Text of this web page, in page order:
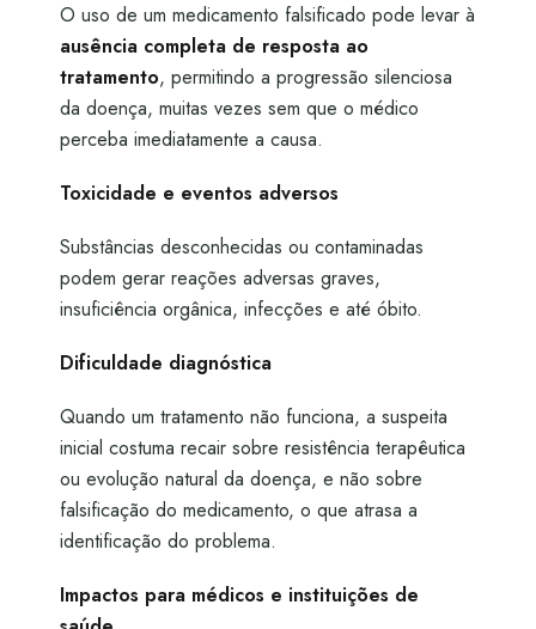
O uso de um medicamento falsificado pode levar à
ausência completa de resposta ao
tratamento, permitindo a progressão silenciosa
da doença, muitas vezes sem que o médico
perceba imediatamente a causa.
Toxicidade e eventos adversos
Substâncias desconhecidas ou contaminadas
podem gerar reações adversas graves,
insuficiência orgânica, infecções e até óbito.
Dificuldade diagnóstica
Quando um tratamento não funciona, a suspeita
inicial costuma recair sobre resistência terapêutica
ou evolução natural da doença, e não sobre
falsificação do medicamento, o que atrasa a
identificação do problema.
Impactos para médicos e instituições de